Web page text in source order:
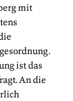
mit
ist das
An die